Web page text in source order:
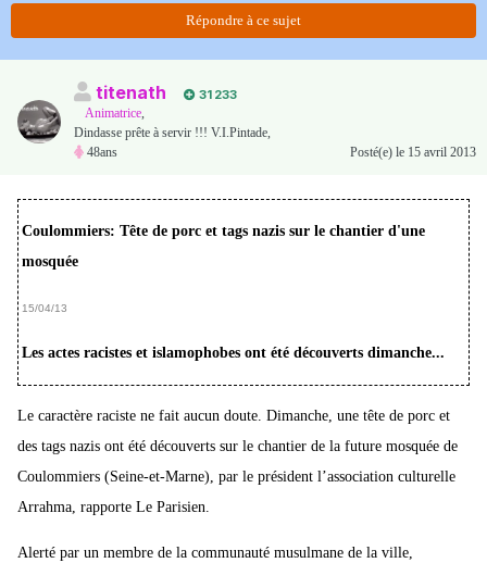
Répondre à ce sujet
titenath
31 233
Animatrice,
Dindasse prête à servir !!! V.I.Pintade,
48ans
Posté(e) le 15 avril 2013
Coulommiers: Tête de porc et tags nazis sur le chantier d'une
mosquée
15/04/13
Les actes racistes et islamophobes ont été découverts dimanche...
Le caractère raciste ne fait aucun doute. Dimanche, une tête de porc et
des tags nazis ont été découverts sur le chantier de la future mosquée de
Coulommiers (Seine-et-Marne), par le président l’association culturelle
Arrahma, rapporte Le Parisien.
Alerté par un membre de la communauté musulmane de la ville,